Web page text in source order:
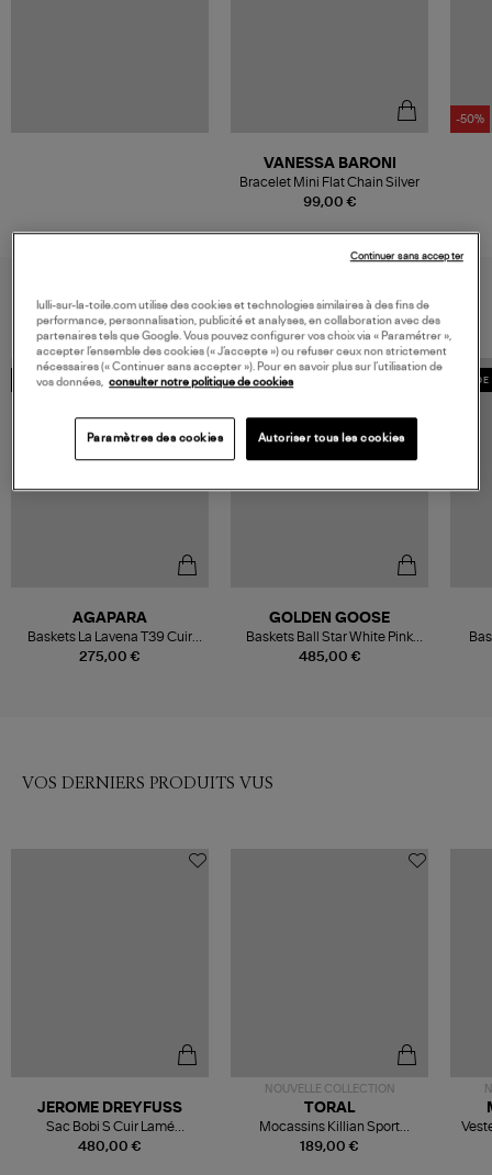
99,00 €
VANESSA BARONI
Bracelet Mini Flat Chain Silver
-50%
MADE IN EUROPE
275,00 €
AGAPARA
Baskets La Lavena T39 Cuir
Vegan Violet
MADE IN EUROPE
485,00 €
GOLDEN GOOSE
Baskets Ball Star White Pink
Beige
VOS DERNIERS PRODUITS VUS
480,00 €
JEROME DREYFUSS
Sac Bobi S Cuir Lamé
Champagne
NOUVELLE COLLECTION
189,00 €
TORAL
Mocassins Killian Sport
Mousse
lulli-sur-la-toile.com utilise des cookies et technologies similaires à des fins de
performance, personnalisation, publicité et analyses, en collaboration avec des
partenaires tels que Google. Vous pouvez configurer vos choix via « Paramétrer »,
accepter l’ensemble des cookies (« J’accepte ») ou refuser ceux non strictement
nécessaires (« Continuer sans accepter »). Pour en savoir plus sur l’utilisation de
vos données,
consulter notre politique de cookies
Paramètres des cookies Autoriser tous les cookies
Continuer sans accepter